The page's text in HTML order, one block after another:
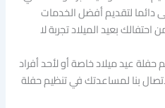
دائما لتقديم أفضل الخدمات
بعيد الميلاد تجربة لا
حفلة عيد ميلاد خاصة أو لأحد أفراد
بنا لمساعدتك في تنظيم حفلة